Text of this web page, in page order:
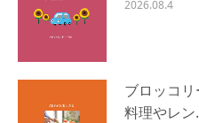
2026.08.4
ブロッコ
料理やレ